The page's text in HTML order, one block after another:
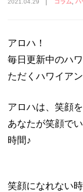
2021.04.29 コラム ハ
アロハ！
毎日更新中のハ
ただくハワイア
アロハは、笑顔
あなたが笑顔で
時間♪
笑顔になれない